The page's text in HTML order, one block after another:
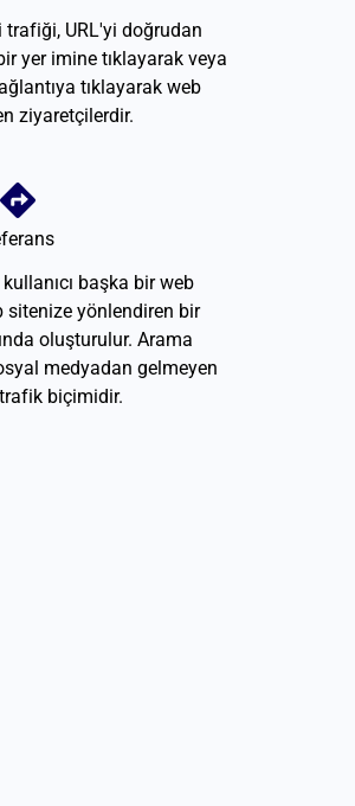
URL'yi doğrudan
yer imine tıklayarak veya
tıklayarak web
ziyaretçilerdir.
başka bir web
sitenize yönlendiren bir
oluşturulur. Arama
medyadan gelmeyen
biçimidir.